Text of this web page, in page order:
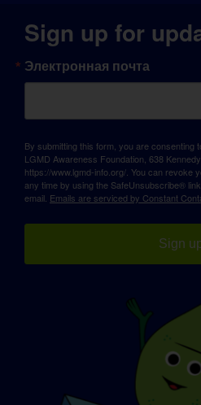
Sign up for
Электронная почта
By submitting this form, you are consenting
LGMD Awareness Foundation, 638
https://www.lgmd-info.org/. You can revoke
any time by using the SafeUnsubscribe®
email. Emails are serviced by Constant
Sign